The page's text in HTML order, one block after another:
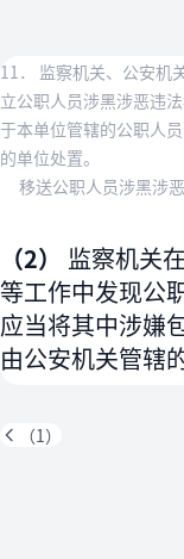
11． 监察机关、公安机
立公职人员涉黑涉恶违
于本单位管辖的公职人
的单位处置。
移送公职人员涉黑涉
（2） 监察机关
等工作中发现公
应当将其中涉嫌
由公安机关管辖
（1）